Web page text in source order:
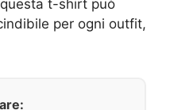
t-shirt può
per ogni outfit,